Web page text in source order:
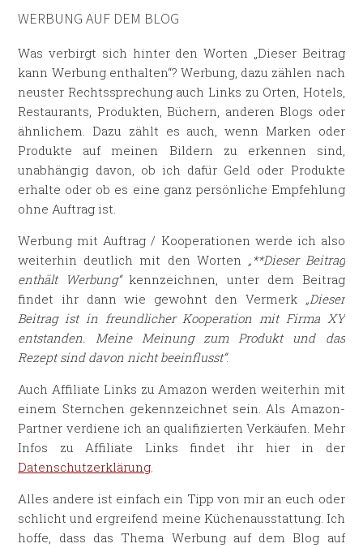
WERBUNG AUF DEM BLOG
Was verbirgt sich hinter den Worten „Dieser Beitrag
kann Werbung enthalten“? Werbung, dazu zählen nach
neuster Rechtssprechung auch Links zu Orten, Hotels,
Restaurants, Produkten, Büchern, anderen Blogs oder
ähnlichem. Dazu zählt es auch, wenn Marken oder
Produkte auf meinen Bildern zu erkennen sind,
unabhängig davon, ob ich dafür Geld oder Produkte
erhalte oder ob es eine ganz persönliche Empfehlung
ohne Auftrag ist.
Werbung mit Auftrag / Kooperationen werde ich also
weiterhin deutlich mit den Worten „**Dieser Beitrag
enthält Werbung“kennzeichnen, unter dem Beitrag
findet ihr dann wie gewohnt den Vermerk „Dieser
Beitrag ist in freundlicher Kooperation mit Firma XY
entstanden. Meine Meinung zum Produkt und das
Rezept sind davon nicht beeinflusst“.
Auch Affiliate Links zu Amazon werden weiterhin mit
einem Sternchen gekennzeichnet sein. Als Amazon-
Partner verdiene ich an qualifizierten Verkäufen. Mehr
Infos zu Affiliate Links findet ihr hier in der
Datenschutzerklärung.
Alles andere ist einfach ein Tipp von mir an euch oder
schlicht und ergreifend meine Küchenausstattung. Ich
hoffe, dass das Thema Werbung auf dem Blog auf